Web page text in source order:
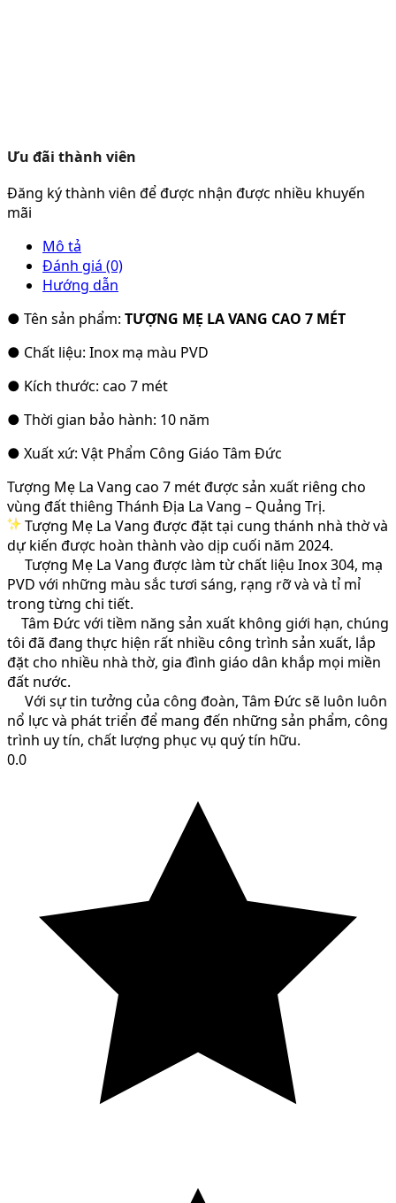
Ưu đãi thành viên
Đăng ký thành viên để được nhận được nhiều khuyến
mãi
Mô tả
Đánh giá (0)
Hướng dẫn
● Tên sản phẩm: TƯỢNG MẸ LA VANG CAO 7 MÉT
● Chất liệu: Inox mạ màu PVD
● Kích thước: cao 7 mét
● Thời gian bảo hành: 10 năm
● Xuất xứ: Vật Phẩm Công Giáo Tâm Đức
Tượng Mẹ La Vang cao 7 mét được sản xuất riêng cho
vùng đất thiêng Thánh Địa La Vang – Quảng Trị.
Tượng Mẹ La Vang được đặt tại cung thánh nhà thờ và
dự kiến được hoàn thành vào dịp cuối năm 2024.
Tượng Mẹ La Vang được làm từ chất liệu Inox 304, mạ
PVD với những màu sắc tươi sáng, rạng rỡ và và tỉ mỉ
trong từng chi tiết.
Tâm Đức với tiềm năng sản xuất không giới hạn, chúng
tôi đã đang thực hiện rất nhiều công trình sản xuất, lắp
đặt cho nhiều nhà thờ, gia đình giáo dân khắp mọi miền
đất nước.
Với sự tin tưởng của công đoàn, Tâm Đức sẽ luôn luôn
nổ lực và phát triển để mang đến những sản phẩm, công
trình uy tín, chất lượng phục vụ quý tín hữu.
0.0